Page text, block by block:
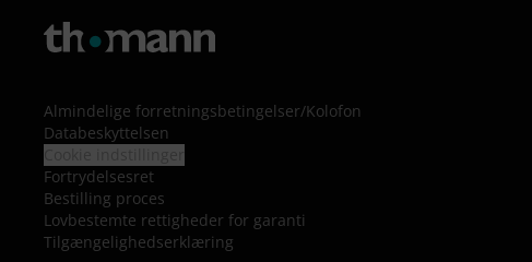
Almindelige forretningsbetingelser/Kolofon
Databeskyttelsen
Fortrydelsesret
Bestilling proces
Lovbestemte rettigheder for garanti
Tilgængelighedserklæring